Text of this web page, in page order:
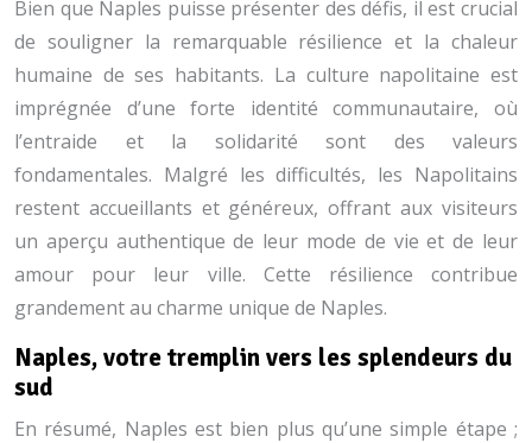
Bien que Naples puisse présenter des défis, il est crucial
de souligner la remarquable résilience et la chaleur
humaine de ses habitants. La culture napolitaine est
imprégnée d’une forte identité communautaire, où
l’entraide et la solidarité sont des valeurs
fondamentales. Malgré les difficultés, les Napolitains
restent accueillants et généreux, offrant aux visiteurs
un aperçu authentique de leur mode de vie et de leur
amour pour leur ville. Cette résilience contribue
grandement au charme unique de Naples.
Naples, votre tremplin vers les splendeurs du
sud
En résumé, Naples est bien plus qu’une simple étape ;